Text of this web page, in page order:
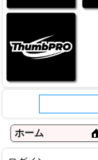
ホーム